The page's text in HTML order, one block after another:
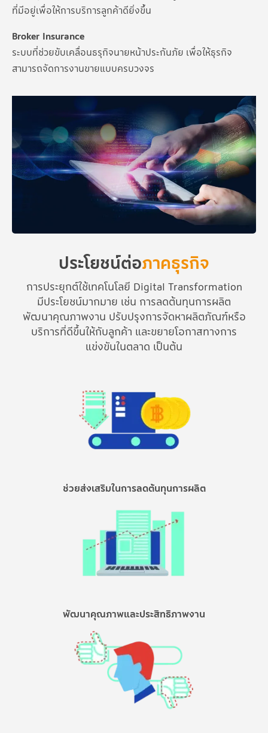
ที่มีอยู่เพื่อให้การบริการลูกค้าดียิ่งขึ้น
Broker Insurance
ระบบที่ช่วยขับเคลื่อนธรุกิจนายหน้าประกันภัย เพื่อให้ธุรกิจ
สามารถจัดการงานขายแบบครบวงจร
ประโยชน์ต่อภาคธุรกิจ
การประยุกต์ใช้เทคโนโลยี Digital Transformation
มีประโยชน์มากมาย เช่น การลดต้นทุนการผลิต
พัฒนาคุณภาพงาน ปรับปรุงการจัดหาผลิตภัณฑ์หรือ
บริการที่ดีขึ้นให้กับลูกค้า และขยายโอกาสทางการ
แข่งขันในตลาด เป็นต้น
ช่วยส่งเสริมในการลดต้นทุนการผลิต
พัฒนาคุณภาพและประสิทธิภาพงาน